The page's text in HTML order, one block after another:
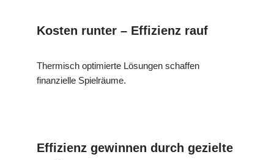
Kosten runter – Effizienz rauf
Thermisch optimierte Lösungen schaffen
finanzielle Spielräume.
Effizienz gewinnen durch gezielte